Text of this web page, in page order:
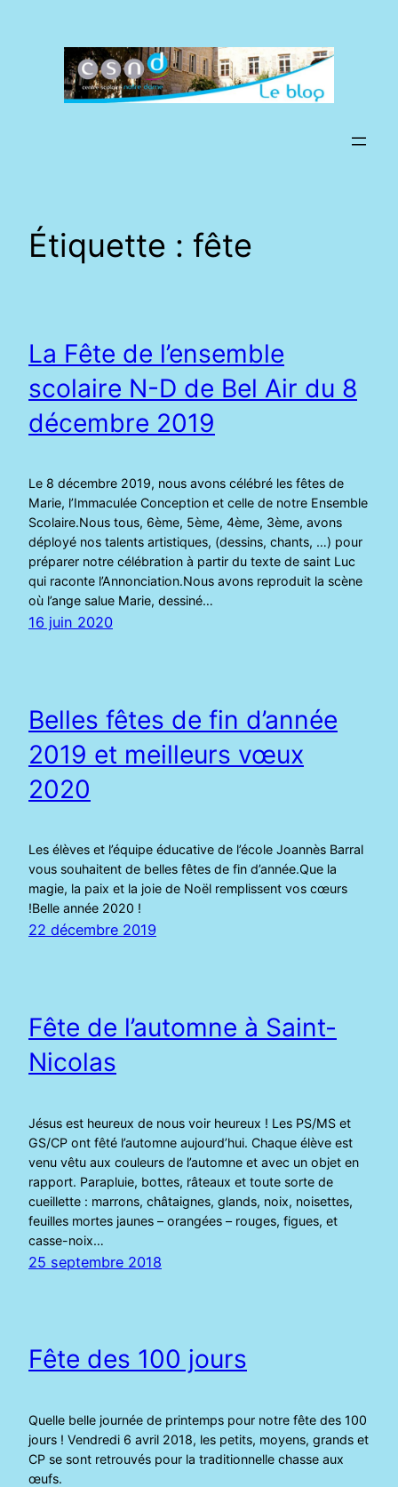
Étiquette : fête
La Fête de l’ensemble
scolaire N-D de Bel Air du 8
décembre 2019
Le 8 décembre 2019, nous avons célébré les fêtes de
Marie, l’Immaculée Conception et celle de notre Ensemble
Scolaire.Nous tous, 6ème, 5ème, 4ème, 3ème, avons
déployé nos talents artistiques, (dessins, chants, …) pour
préparer notre célébration à partir du texte de saint Luc
qui raconte l’Annonciation.Nous avons reproduit la scène
où l’ange salue Marie, dessiné…
16 juin 2020
Belles fêtes de fin d’année
2019 et meilleurs vœux
2020
Les élèves et l’équipe éducative de l’école Joannès Barral
vous souhaitent de belles fêtes de fin d’année.Que la
magie, la paix et la joie de Noël remplissent vos cœurs
!Belle année 2020 !
22 décembre 2019
Fête de l’automne à Saint-
Nicolas
Jésus est heureux de nous voir heureux ! Les PS/MS et
GS/CP ont fêté l’automne aujourd’hui. Chaque élève est
venu vêtu aux couleurs de l’automne et avec un objet en
rapport. Parapluie, bottes, râteaux et toute sorte de
cueillette : marrons, châtaignes, glands, noix, noisettes,
feuilles mortes jaunes – orangées – rouges, figues, et
casse-noix…
25 septembre 2018
Fête des 100 jours
Quelle belle journée de printemps pour notre fête des 100
jours ! Vendredi 6 avril 2018, les petits, moyens, grands et
CP se sont retrouvés pour la traditionnelle chasse aux
œufs.